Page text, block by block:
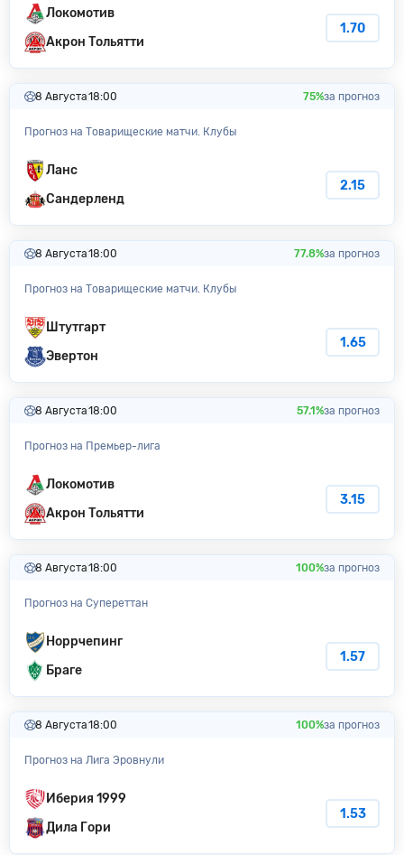
Локомотив
Акрон Тольятти
1.70
8 Августа18:00 75%за прогноз
Прогноз на Товарищеские матчи. Клубы
Ланс
Сандерленд
2.15
8 Августа18:00 77.8%за прогноз
Прогноз на Товарищеские матчи. Клубы
Штутгарт
Эвертон
1.65
8 Августа18:00 57.1%за прогноз
Прогноз на Премьер-лига
Локомотив
Акрон Тольятти
3.15
8 Августа18:00 100%за прогноз
Прогноз на Супереттан
Норрчепинг
Браге
1.57
8 Августа18:00 100%за прогноз
Прогноз на Лига Эровнули
Иберия 1999
Дила Гори
1.53